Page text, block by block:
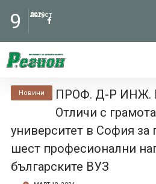
9 Август
2026
Новини
ПРОФ. Д-Р ИНЖ.
Отличи с
университет в София за
шест професионални
българските ВУЗ